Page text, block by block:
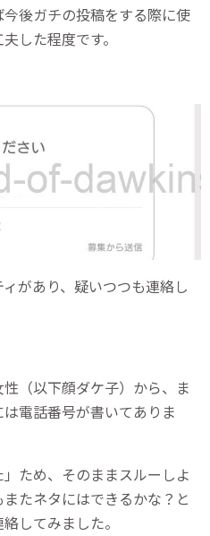
後ガチの投稿をする際に使
した程度です。
があり、疑いつつも連絡し
（以下顔ダケ子）から、ま
電話番号が書いてありま
ため、そのままスルーしよ
たネタにはできるかな？と
してみました。